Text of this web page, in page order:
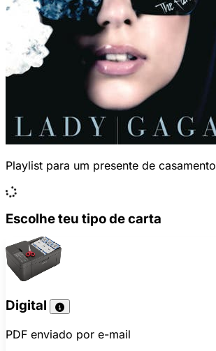
Playlist para um presente de casamento
Escolhe teu tipo de carta
Digital
PDF enviado por e-mail